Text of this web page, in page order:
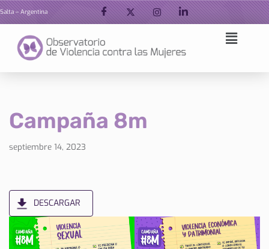
contenido
Salta – Argentina
Campaña 8m
septiembre 14, 2023
DESCARGAR